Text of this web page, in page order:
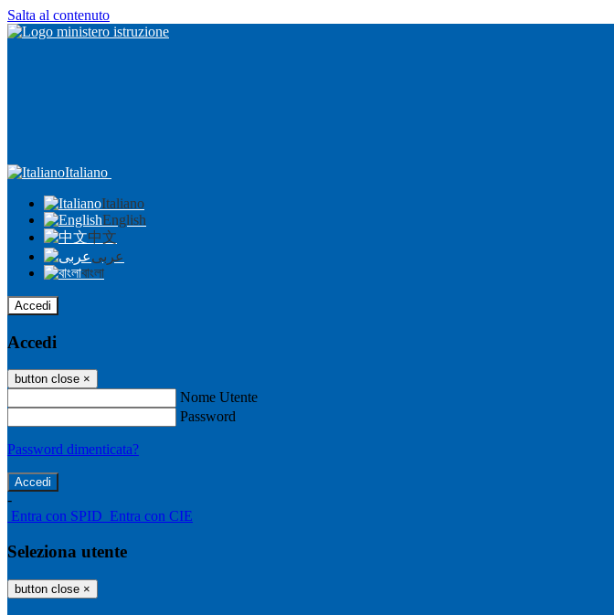
Salta al contenuto
Italiano
Italiano
English
中文
عربى
বাংলা
Accedi
Accedi
button close ×
Nome Utente
Password
Password dimenticata?
-
Entra con SPID Entra con CIE
Seleziona utente
button close ×